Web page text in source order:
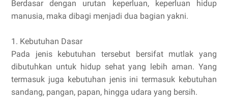
Berdasar dengan urutan keperluan, keperluan hidup
manusia, maka dibagi menjadi dua bagian yakni.
1. Kebutuhan Dasar
Pada jenis kebutuhan tersebut bersifat mutlak yang
dibutuhkan untuk hidup sehat yang lebih aman. Yang
termasuk juga kebutuhan jenis ini termasuk kebutuhan
sandang, pangan, papan, hingga udara yang bersih.